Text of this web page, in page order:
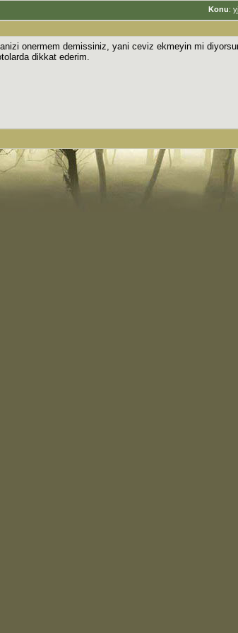
Konu:
onermem demissiniz, yani ceviz ekmeyin mi
dikkat ederim.